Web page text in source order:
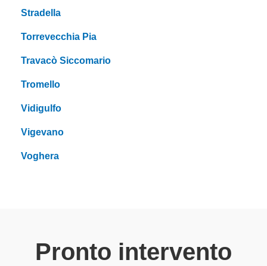
Stradella
Torrevecchia Pia
Travacò Siccomario
Tromello
Vidigulfo
Vigevano
Voghera
Pronto intervento